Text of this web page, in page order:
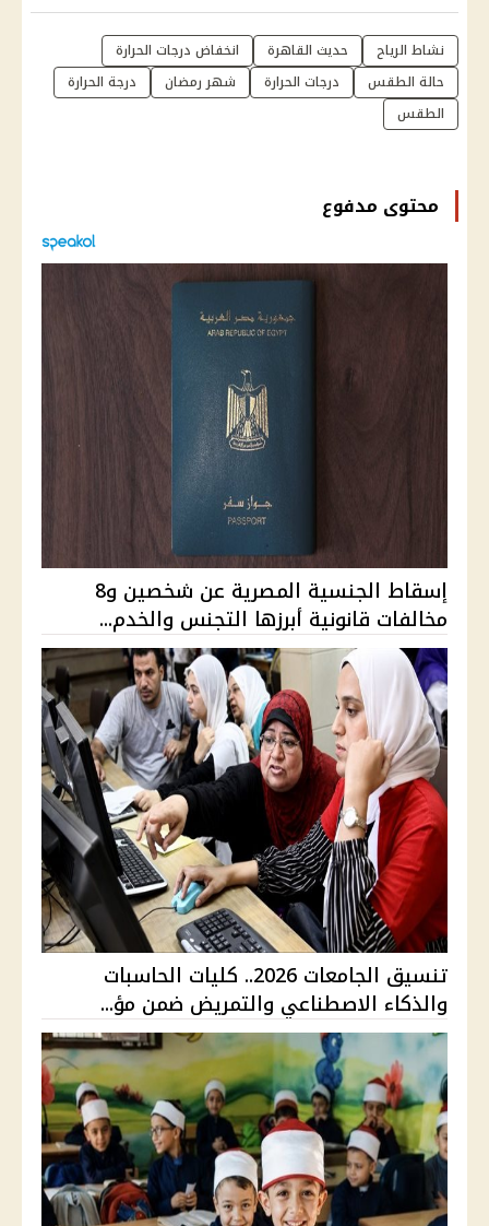
نشاط الرياح حديث القاهرة
انخفاض درجات الحرارة
حالة الطقس
درجات الحرارة شهر رمضان
درجة الحرارة
الطقس
محتوى مدفوع
إسقاط الجنسية المصرية عن شخصين و8
مخالفات قانونية أبرزها التجنس والخدم...
تنسيق الجامعات 2026.. كليات الحاسبات
والذكاء الاصطناعي والتمريض ضمن مؤ...